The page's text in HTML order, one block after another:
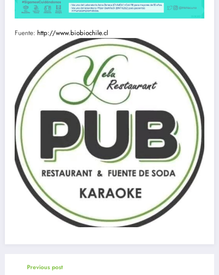
Fuente: http://www.biobiochile.cl
Previous post